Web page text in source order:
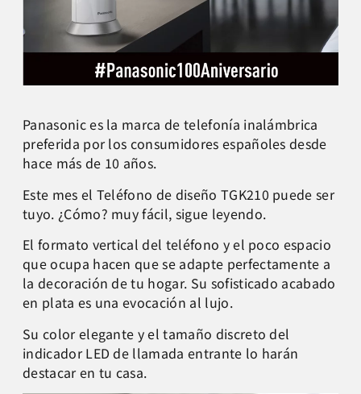
Panasonic es la marca de telefonía inalámbrica
preferida por los consumidores españoles desde
hace más de 10 años.
Este mes el Teléfono de diseño TGK210 puede ser
tuyo. ¿Cómo? muy fácil, sigue leyendo.
El formato vertical del teléfono y el poco espacio
que ocupa hacen que se adapte perfectamente a
la decoración de tu hogar. Su sofisticado acabado
en plata es una evocación al lujo.
Su color elegante y el tamaño discreto del
indicador LED de llamada entrante lo harán
destacar en tu casa.